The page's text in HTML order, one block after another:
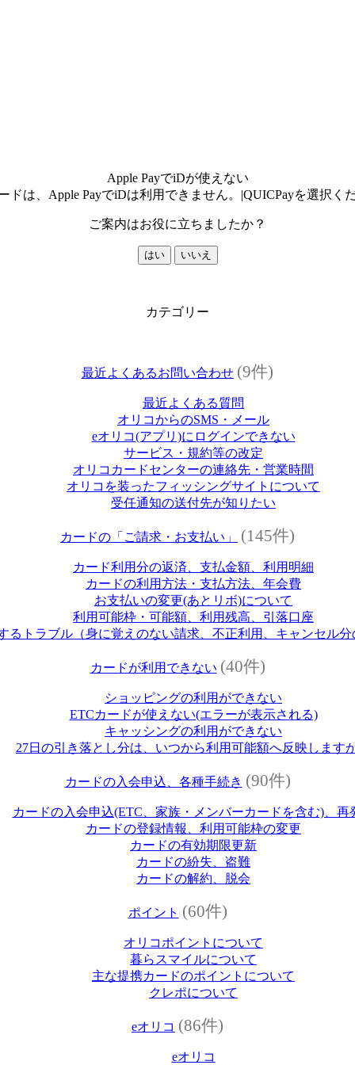
Apple PayでiDが使えない
ドは、Apple PayでiDは利用できません。|QUICPayを選択くだ
ご案内はお役に立ちましたか？
はい いいえ
カテゴリー
最近よくあるお問い合わせ (9件)
最近よくある質問
オリコからのSMS・メール
eオリコ(アプリ)にログインできない
サービス・規約等の改定
オリコカードセンターの連絡先・営業時間
オリコを装ったフィッシングサイトについて
受任通知の送付先が知りたい
カードの「ご請求・お支払い」 (145件)
カード利用分の返済、支払金額、利用明細
カードの利用方法・支払方法、年会費
お支払いの変更(あとリボ)について
利用可能枠・可能額、利用残高、引落口座
るトラブル（身に覚えのない請求、不正利用、キャンセル
カードが利用できない (40件)
ショッピングの利用ができない
ETCカードが使えない(エラーが表示される)
キャッシングの利用ができない
27日の引き落とし分は、いつから利用可能額へ反映します
カードの入会申込、各種手続き (90件)
カードの入会申込(ETC、家族・メンバーカードを含む)、再
カードの登録情報、利用可能枠の変更
カードの有効期限更新
カードの紛失、盗難
カードの解約、脱会
ポイント (60件)
オリコポイントについて
暮らスマイルについて
主な提携カードのポイントについて
クレポについて
eオリコ (86件)
eオリコ